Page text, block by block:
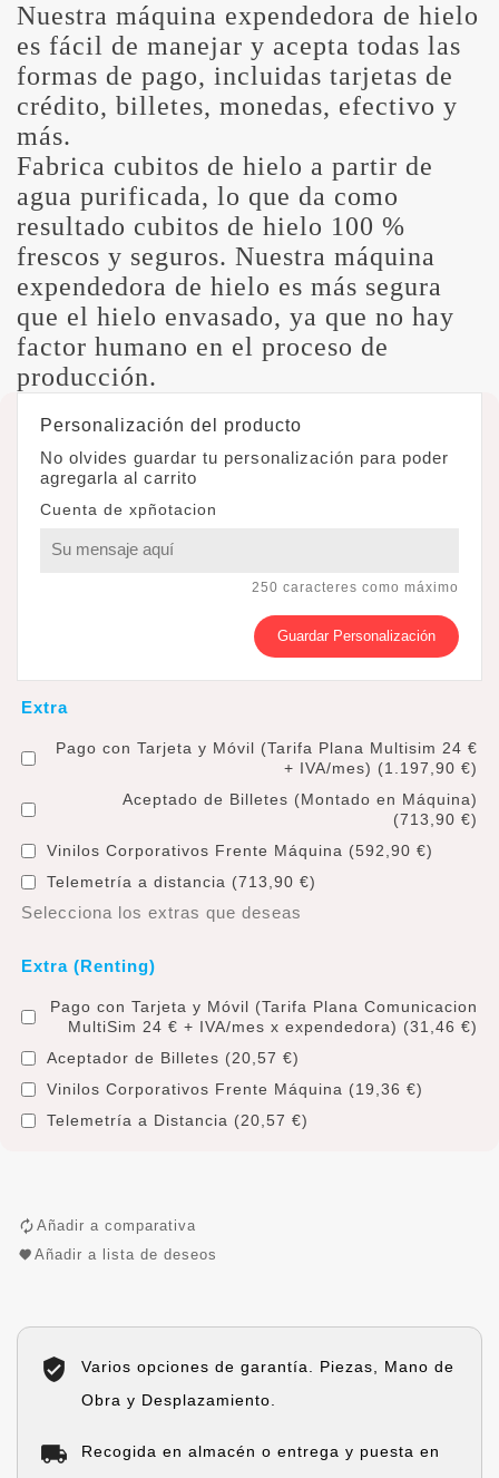
Nuestra máquina expendedora de hielo
es fácil de manejar y acepta todas las
formas de pago, incluidas tarjetas de
crédito, billetes, monedas, efectivo y
más.
Fabrica cubitos de hielo a partir de
agua purificada, lo que da como
resultado cubitos de hielo 100 %
frescos y seguros. Nuestra máquina
expendedora de hielo es más segura
que el hielo envasado, ya que no hay
factor humano en el proceso de
producción.
Personalización del producto
No olvides guardar tu personalización para poder
agregarla al carrito
Cuenta de xpñotacion
250 caracteres como máximo
Guardar Personalización
Extra
Pago con Tarjeta y Móvil (Tarifa Plana Multisim 24 €
+ IVA/mes) (1.197,90 €)
Aceptado de Billetes (Montado en Máquina)
(713,90 €)
Vinilos Corporativos Frente Máquina (592,90 €)
Telemetría a distancia (713,90 €)
Selecciona los extras que deseas
Extra (Renting)
Pago con Tarjeta y Móvil (Tarifa Plana Comunicacion
MultiSim 24 € + IVA/mes x expendedora) (31,46 €)
Aceptador de Billetes (20,57 €)
Vinilos Corporativos Frente Máquina (19,36 €)
Telemetría a Distancia (20,57 €)
Añadir a comparativa
Añadir a lista de deseos
Varios opciones de garantía. Piezas, Mano de
Obra y Desplazamiento.
Recogida en almacén o entrega y puesta en